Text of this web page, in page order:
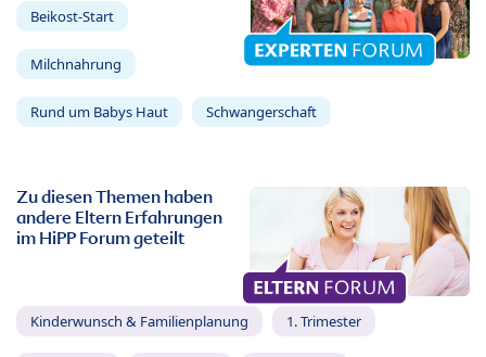
Beikost-Start
Milchnahrung
Rund um Babys Haut Schwangerschaft
Zu diesen Themen haben
andere Eltern Erfahrungen
im HiPP Forum geteilt
Kinderwunsch & Familienplanung 1. Trimester